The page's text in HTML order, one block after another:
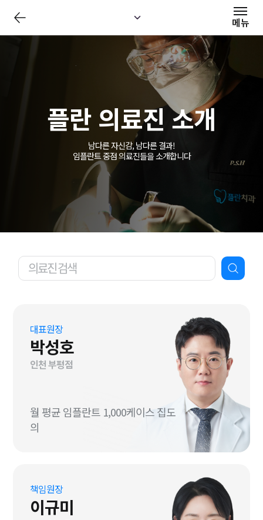
메뉴
뉴
플란 의료진 소개
남다른 자신감, 남다른 결과!
임플란트 중점 의료진들을 소개합니다
대표원장
박성호
인천 부평점
월 평균 임플란트 1,000케이스 집도
의
책임원장
이규미